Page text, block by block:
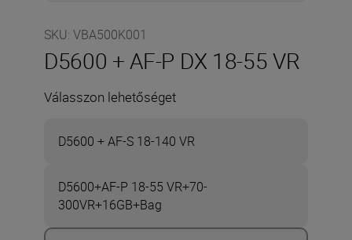
SKU: VBA500K001
D5600 + AF-P DX 18-55 VR
Válasszon lehetőséget
D5600 + AF-S 18-140 VR
D5600+AF-P 18-55 VR+70-
300VR+16GB+Bag